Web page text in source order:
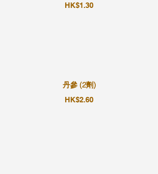
HK$1.30
丹參 (2劑)
HK$2.60